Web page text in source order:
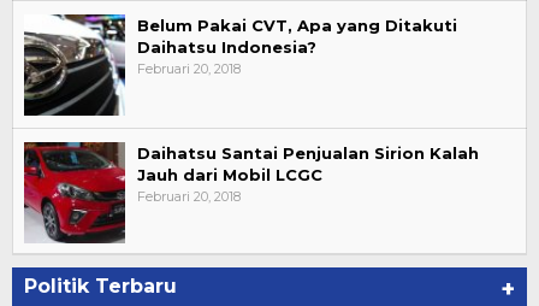
Belum Pakai CVT, Apa yang Ditakuti
Daihatsu Indonesia?
Februari 20, 2018
Daihatsu Santai Penjualan Sirion Kalah
Jauh dari Mobil LCGC
Februari 20, 2018
Politik Terbaru +